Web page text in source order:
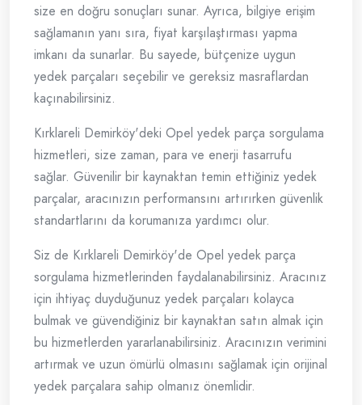
size en doğru sonuçları sunar. Ayrıca, bilgiye erişim
sağlamanın yanı sıra, fiyat karşılaştırması yapma
imkanı da sunarlar. Bu sayede, bütçenize uygun
yedek parçaları seçebilir ve gereksiz masraflardan
kaçınabilirsiniz.
Kırklareli Demirköy'deki Opel yedek parça sorgulama
hizmetleri, size zaman, para ve enerji tasarrufu
sağlar. Güvenilir bir kaynaktan temin ettiğiniz yedek
parçalar, aracınızın performansını artırırken güvenlik
standartlarını da korumanıza yardımcı olur.
Siz de Kırklareli Demirköy'de Opel yedek parça
sorgulama hizmetlerinden faydalanabilirsiniz. Aracınız
için ihtiyaç duyduğunuz yedek parçaları kolayca
bulmak ve güvendiğiniz bir kaynaktan satın almak için
bu hizmetlerden yararlanabilirsiniz. Aracınızın verimini
artırmak ve uzun ömürlü olmasını sağlamak için orijinal
yedek parçalara sahip olmanız önemlidir.